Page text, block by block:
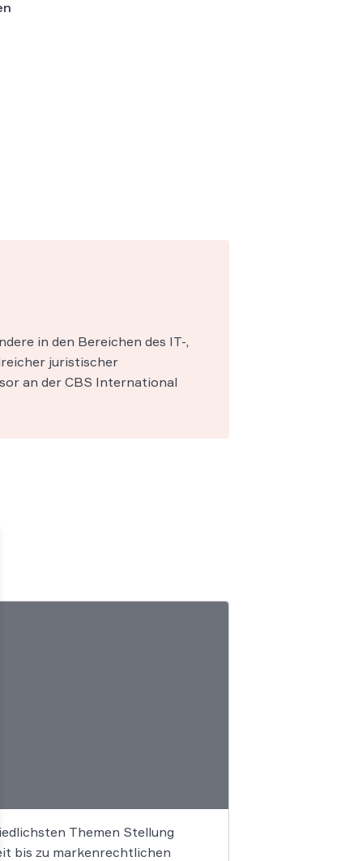
in den Bereichen des IT-,
juristischer
an der CBS International
Themen Stellung
bis zu markenrechtlichen